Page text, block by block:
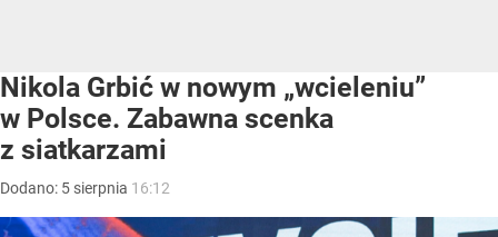
Nikola Grbić w nowym „wcieleniu”
w Polsce. Zabawna scenka
z siatkarzami
Dodano: 5 sierpnia 16:12